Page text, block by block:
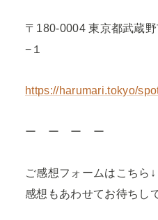
〒180-0004 東京都武蔵
−１
https://harumari.tokyo/
ー ー ー ー
ご感想フォームはこちら
感想もあわせてお待ちし